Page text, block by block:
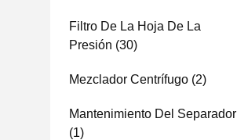
Filtro De La Hoja De La
Presión (30)
Mezclador Centrífugo (2)
Mantenimiento Del Separador
(1)